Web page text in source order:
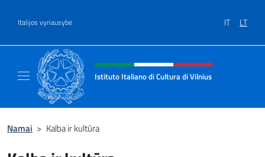
Italijos vyriausybė IT LT
Site header, social and menu
Istituto Italiano di Cultura di Vilnius
Namai > Kalba ir kultūra